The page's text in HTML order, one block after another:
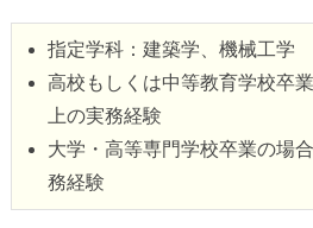
指定学科：建築学、機械工学
高校もしくは中等教育学校卒
上の実務経験
大学・高等専門学校卒業の場
務経験